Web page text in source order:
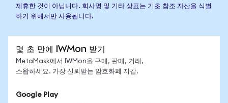
제휴한 것이 아닙니다. 회사명 및 기타 상표는 기초 참조 자산을 식별
하기 위해서만 사용됩니다.
몇 초 만에 IWMon 받기
MetaMask에서 IWMon을 구매, 판매, 거래,
스왑하세요. 가장 신뢰받는 암호화폐 지갑.
Google Play